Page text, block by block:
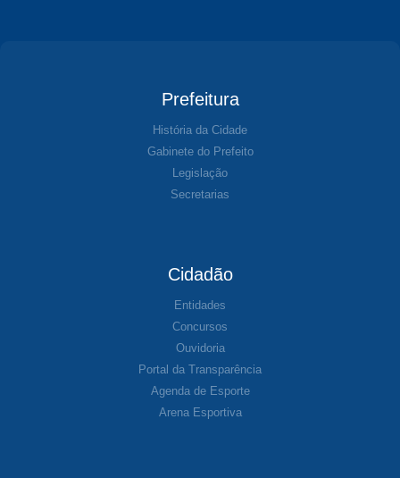
Prefeitura
História da Cidade
Gabinete do Prefeito
Legislação
Secretarias
Cidadão
Entidades
Concursos
Ouvidoria
Portal da Transparência
Agenda de Esporte
Arena Esportiva